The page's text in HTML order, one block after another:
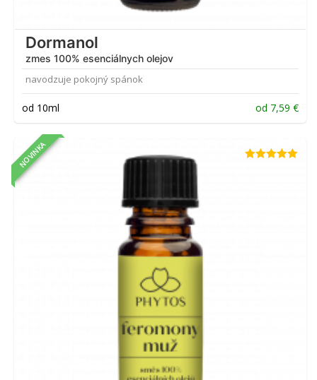
Dormanol
zmes 100% esenciálnych olejov
navodzuje pokojný spánok
od 10ml od 7,59 €
NOVINKA